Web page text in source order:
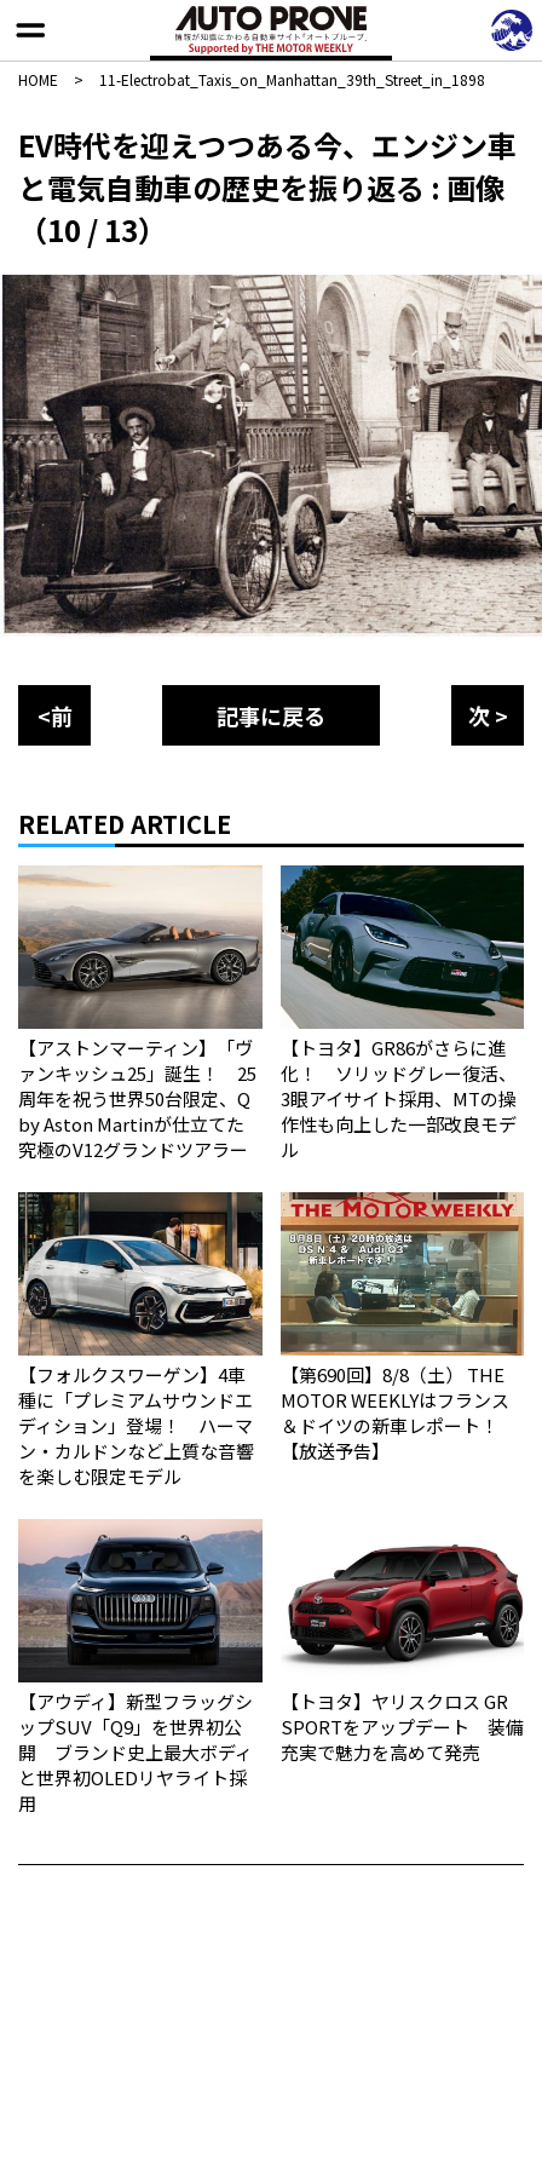
HOME > 11-Electrobat_Taxis_on_Manhattan_39th_Street_in_1898
EV時代を迎えつつある今、エンジン車
と電気自動車の歴史を振り返る : 画像
（10 / 13）
<前 記事に戻る 次 >
RELATED ARTICLE
【アストンマーティン】「ヴ
ァンキッシュ25」誕生！ 25
周年を祝う世界50台限定、Q
by Aston Martinが仕立てた
究極のV12グランドツアラー
【トヨタ】GR86がさらに進
化！ ソリッドグレー復活、
3眼アイサイト採用、MTの操
作性も向上した一部改良モデ
ル
【フォルクスワーゲン】4車
種に「プレミアムサウンドエ
ディション」登場！ ハーマ
ン・カルドンなど上質な音響
を楽しむ限定モデル
【第690回】8/8（土） THE
MOTOR WEEKLYはフランス
＆ドイツの新車レポート！
【放送予告】
【アウディ】新型フラッグシ
ップSUV「Q9」を世界初公
開 ブランド史上最大ボディ
と世界初OLEDリヤライト採
用
【トヨタ】ヤリスクロス GR
SPORTをアップデート 装備
充実で魅力を高めて発売